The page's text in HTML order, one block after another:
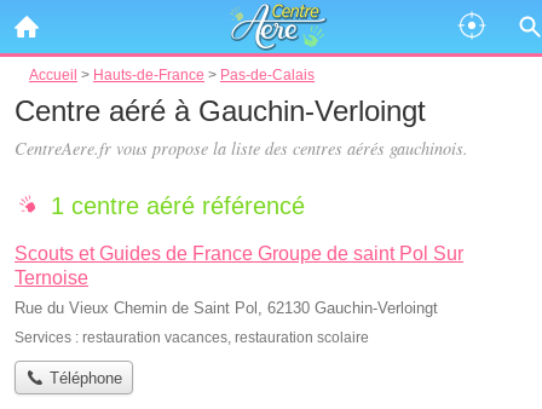
Accueil > Hauts-de-France > Pas-de-Calais
Centre aéré à Gauchin-Verloingt
CentreAere.fr vous propose la liste des centres aérés gauchinois.
1 centre aéré référencé
Scouts et Guides de France Groupe de saint Pol Sur
Ternoise
Rue du Vieux Chemin de Saint Pol, 62130 Gauchin-Verloingt
Services : restauration vacances, restauration scolaire
Téléphone